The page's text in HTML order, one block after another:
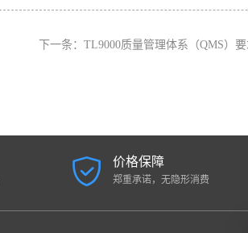
下一条： TL9000质量管理体系（QMS）要求手册
价格保障
郑重承诺，无隐形消费